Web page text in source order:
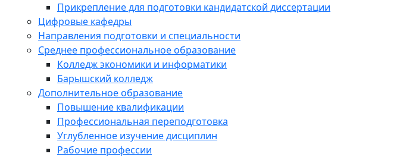
Прикрепление для подготовки кандидатской диссертации
Цифровые кафедры
Направления подготовки и специальности
Среднее профессиональное образование
Колледж экономики и информатики
Барышский колледж
Дополнительное образование
Повышение квалификации
Профессиональная переподготовка
Углубленное изучение дисциплин
Рабочие профессии